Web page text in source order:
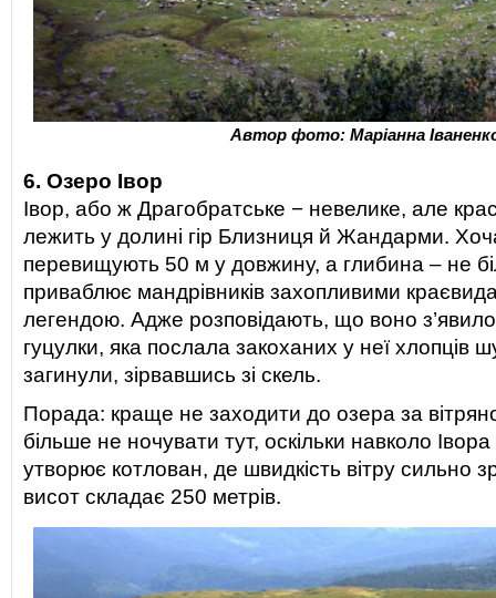
Автор фото: Маріанна
6. Озеро Івор
Івор, або ж Драгобратське − невелике, але
лежить у долині гір Близниця й Жандарми.
перевищують 50 м у довжину, а глибина – не
приваблює мандрівників захопливими
легендою. Адже розповідають, що воно
гуцулки, яка послала закоханих у неї хлопців
загинули, зірвавшись зі скель.
Порада: краще не заходити до озера за
більше не ночувати тут, оскільки навколо
утворює котлован, де швидкість вітру сильно
висот складає 250 метрів.